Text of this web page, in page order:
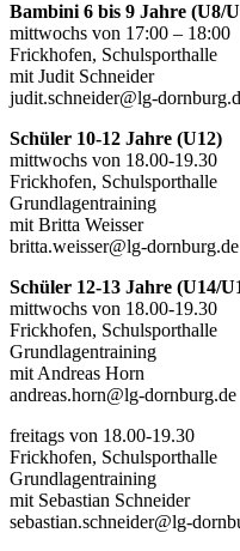
Bambini 6 bis 9 Jahre (U8/
mittwochs von 17:00 – 18:00
Frickhofen, Schulsporthalle
mit Judit Schneider
judit.schneider@lg-
Schüler 10-12 Jahre (U12)
mittwochs von 18.00-19.30
Frickhofen, Schulsporthalle
Grundlagentraining
mit Britta Weisser
britta.weisser@lg-dornburg.de
Schüler 12-13 Jahre (U14/
mittwochs von 18.00-19.30
Frickhofen, Schulsporthalle
Grundlagentraining
mit Andreas Horn
andreas.horn@lg-dornburg.de
freitags von 18.00-19.30
Frickhofen, Schulsporthalle
Grundlagentraining
mit Sebastian Schneider
sebastian.schneider@lg-